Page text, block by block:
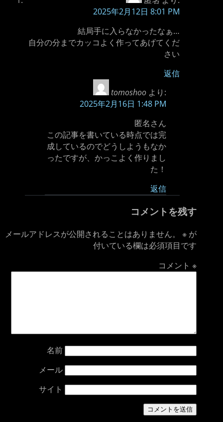
2025年2月12日 8:01 PM
結局手に入らなかったなぁ…
自分の分までカッコよく作ってあげてくだ
さい
返信
tomoshoo より:
2025年2月16日 1:48 PM
匿名さん
この記事を書いている時点では完
成しているのでどうしようもなか
ったですが、かっこよく作りまし
た！
返信
コメントを残す
メールアドレスが公開されることはありません。 ※ が
付いている欄は必須項目です
コメント※
名前
メール
サイト